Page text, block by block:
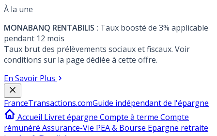
À la une
MONABANQ RENTABILIS : Taux boosté de 3% applicable
pendant 12 mois
Taux brut des prélèvements sociaux et fiscaux. Voir
conditions sur la page dédiée à cette offre.
En Savoir Plus
FranceTransactions.comGuide indépendant de l'épargne
Accueil Livret épargne Compte à terme Compte
rémunéré Assurance-Vie PEA & Bourse Epargne retraite